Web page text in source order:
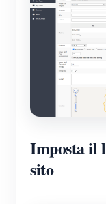
Imposta il
sito